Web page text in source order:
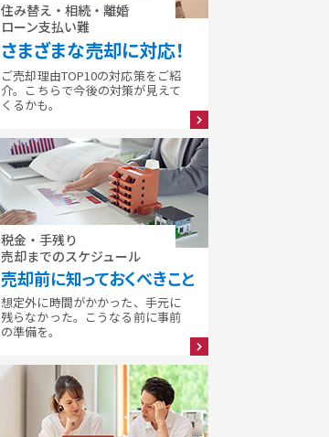
住み替え・相続・離婚
ローン支払い難
さまざまな売却に対応！
ご売却理由TOP10の対応策をご紹
介。こちらで今後の対策が見えて
くるかも。
税金・手残り
売却までのスケジュール
売却前に知っておくべきこと
想定外に時間がかかった、手元に
残らなかった。こうなる前に事前
の準備を。